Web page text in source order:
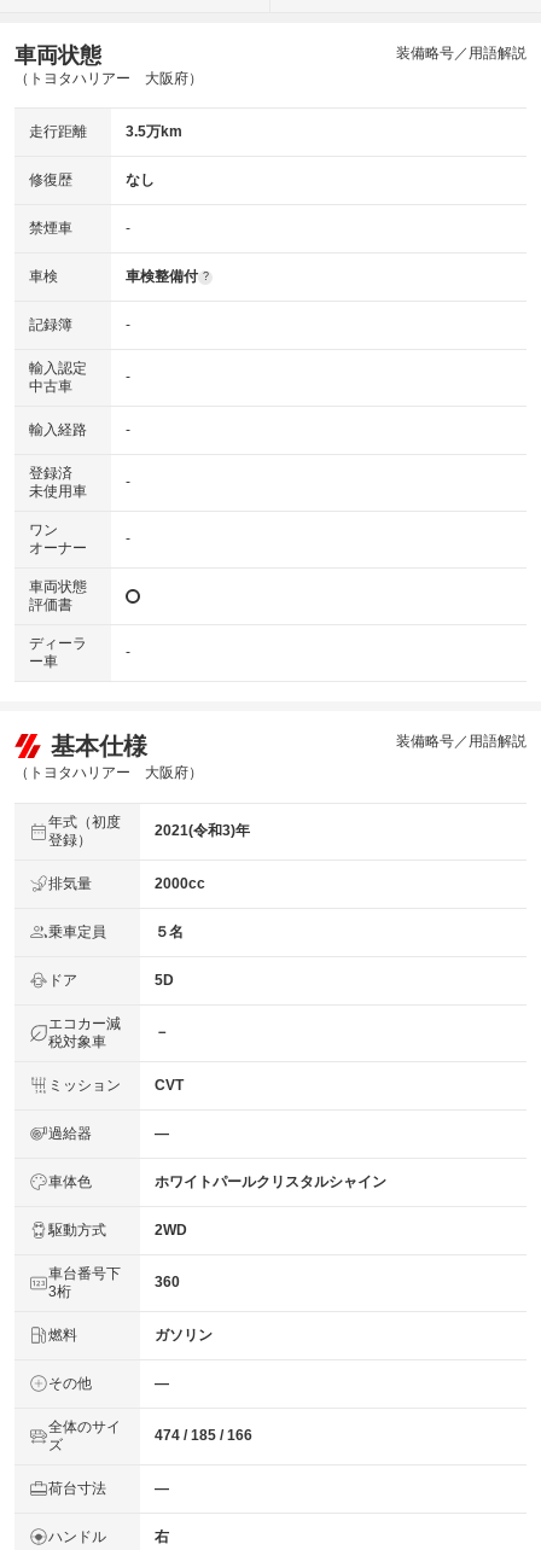
車両状態
（トヨタハリアー 大阪府）
装備略号／用語解説
走行距離 3.5万km
修復歴 なし
禁煙車 -
車検 車検整備付 ?
記録簿 -
輸入認定
中古車
-
輸入経路 -
登録済
未使用車
-
ワン
オーナー
-
車両状態
評価書
ディーラ
ー車
-
基本仕様
（トヨタハリアー 大阪府）
装備略号／用語解説
年式（初度
登録）
2021(令和3)年
排気量 2000cc
乗車定員 ５名
ドア 5D
エコカー減
税対象車
－
ミッション CVT
過給器 ―
車体色 ホワイトパールクリスタルシャイン
駆動方式 2WD
車台番号下
3桁
360
燃料 ガソリン
その他 ―
全体のサイ
ズ
474 / 185 / 166
荷台寸法 ―
ハンドル 右